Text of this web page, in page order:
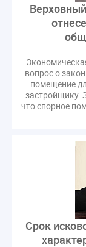
вопрос о
помещение
застройщику.
что спорное
Срок